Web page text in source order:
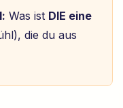
Was ist DIE eine
die du aus